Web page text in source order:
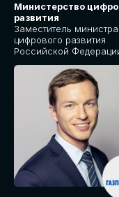
Министерство
развития
Заместитель министра
цифрового развития
Российской